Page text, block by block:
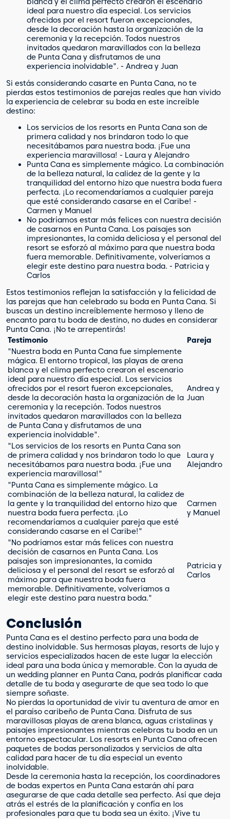
ideal para nuestro día especial. Los servicios
ofrecidos por el resort fueron excepcionales,
desde la decoración hasta la organización de la
ceremonia y la recepción. Todos nuestros
invitados quedaron maravillados con la belleza
de Punta Cana y disfrutamos de una
experiencia inolvidable". - Andrea y Juan
Si estás considerando casarte en Punta Cana, no te
pierdas estos testimonios de parejas reales que han vivido
la experiencia de celebrar su boda en este increíble
destino:
Los servicios de los resorts en Punta Cana son de
primera calidad y nos brindaron todo lo que
necesitábamos para nuestra boda. ¡Fue una
experiencia maravillosa! - Laura y Alejandro
Punta Cana es simplemente mágico. La combinación
de la belleza natural, la calidez de la gente y la
tranquilidad del entorno hizo que nuestra boda fuera
perfecta. ¡Lo recomendaríamos a cualquier pareja
que esté considerando casarse en el Caribe! -
Carmen y Manuel
No podríamos estar más felices con nuestra decisión
de casarnos en Punta Cana. Los paisajes son
impresionantes, la comida deliciosa y el personal del
resort se esforzó al máximo para que nuestra boda
fuera memorable. Definitivamente, volveríamos a
elegir este destino para nuestra boda. - Patricia y
Carlos
Estos testimonios reflejan la satisfacción y la felicidad de
las parejas que han celebrado su boda en Punta Cana. Si
buscas un destino increíblemente hermoso y lleno de
encanto para tu boda de destino, no dudes en considerar
Punta Cana. ¡No te arrepentirás!
Testimonio
Pareja
"Nuestra boda en Punta Cana fue simplemente
mágica. El entorno tropical, las playas de arena
blanca y el clima perfecto crearon el escenario
ideal para nuestro día especial. Los servicios
ofrecidos por el resort fueron excepcionales,
desde la decoración hasta la organización de la
ceremonia y la recepción. Todos nuestros
invitados quedaron maravillados con la belleza
de Punta Cana y disfrutamos de una
experiencia inolvidable".
Andrea y
Juan
"Los servicios de los resorts en Punta Cana son
de primera calidad y nos brindaron todo lo que
necesitábamos para nuestra boda. ¡Fue una
experiencia maravillosa!"
Laura y
Alejandro
"Punta Cana es simplemente mágico. La
combinación de la belleza natural, la calidez de
la gente y la tranquilidad del entorno hizo que
nuestra boda fuera perfecta. ¡Lo
recomendaríamos a cualquier pareja que esté
considerando casarse en el Caribe!"
Carmen
y Manuel
"No podríamos estar más felices con nuestra
decisión de casarnos en Punta Cana. Los
paisajes son impresionantes, la comida
deliciosa y el personal del resort se esforzó al
máximo para que nuestra boda fuera
memorable. Definitivamente, volveríamos a
elegir este destino para nuestra boda."
Patricia y
Carlos
Conclusión
Punta Cana es el destino perfecto para una boda de
destino inolvidable. Sus hermosas playas, resorts de lujo y
servicios especializados hacen de este lugar la elección
ideal para una boda única y memorable. Con la ayuda de
un wedding planner en Punta Cana, podrás planificar cada
detalle de tu boda y asegurarte de que sea todo lo que
siempre soñaste.
No pierdas la oportunidad de vivir tu aventura de amor en
el paraíso caribeño de Punta Cana. Disfruta de sus
maravillosas playas de arena blanca, aguas cristalinas y
paisajes impresionantes mientras celebras tu boda en un
entorno espectacular. Los resorts en Punta Cana ofrecen
paquetes de bodas personalizados y servicios de alta
calidad para hacer de tu día especial un evento
inolvidable.
Desde la ceremonia hasta la recepción, los coordinadores
de bodas expertos en Punta Cana estarán ahí para
asegurarse de que cada detalle sea perfecto. Así que deja
atrás el estrés de la planificación y confía en los
profesionales para que tu boda sea un éxito. ¡Vive tu